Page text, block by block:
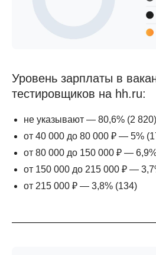
Уровень зарплаты в
тестировщиков на hh.ru:
не указывают — 80,6% (2 820)
от 40 000 до 80 000 ₽ — 5%
от 80 000 до 150 000 ₽ —
от 150 000 до 215 000 ₽ —
от 215 000 ₽ — 3,8% (134)